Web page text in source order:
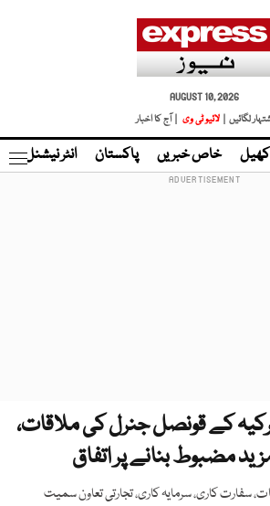
AUGUST 10, 2026
لگائیں |
لائیو ٹی وی | آج کا اخبار
کھیل خاص خبریں پاکستان انٹر نیشنل
کے قونصل جنرل کی ملاقات،
مضبوط بنانے پر اتفاق
سفارت کاری، سرمایہ کاری، تجارتی تعاون سمیت